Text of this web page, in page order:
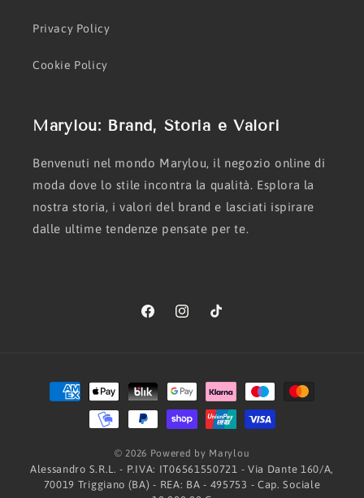
Privacy Policy
Cookie Policy
Marylou: Brand, Storia e Valori
Benvenuti nel mondo Marylou, il negozio online di
moda dove lo stile incontra la qualità. Esplora la
nostra storia, i valori del brand e lasciati ispirare
dalle ultime tendenze pensate per te.
FacebookInstagramTikTok
Metodi
di
pagamento
© 2026 Powered by Marylou
Alessandro S.R.L. - P.IVA: IT06561550721 - Via Dante 160/A,
70019 Triggiano (BA) - REA: BA - 495753 - Cap. Sociale